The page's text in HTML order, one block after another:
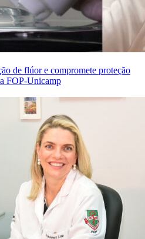
de flúor e compromete proteção
FOP-Unicamp